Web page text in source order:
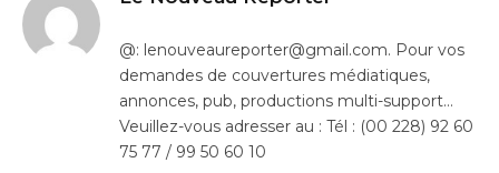
@: lenouveaureporter@gmail.com. Pour vos
demandes de couvertures médiatiques,
annonces, pub, productions multi-support…
Veuillez-vous adresser au : Tél : (00 228) 92 60
75 77 / 99 50 60 10